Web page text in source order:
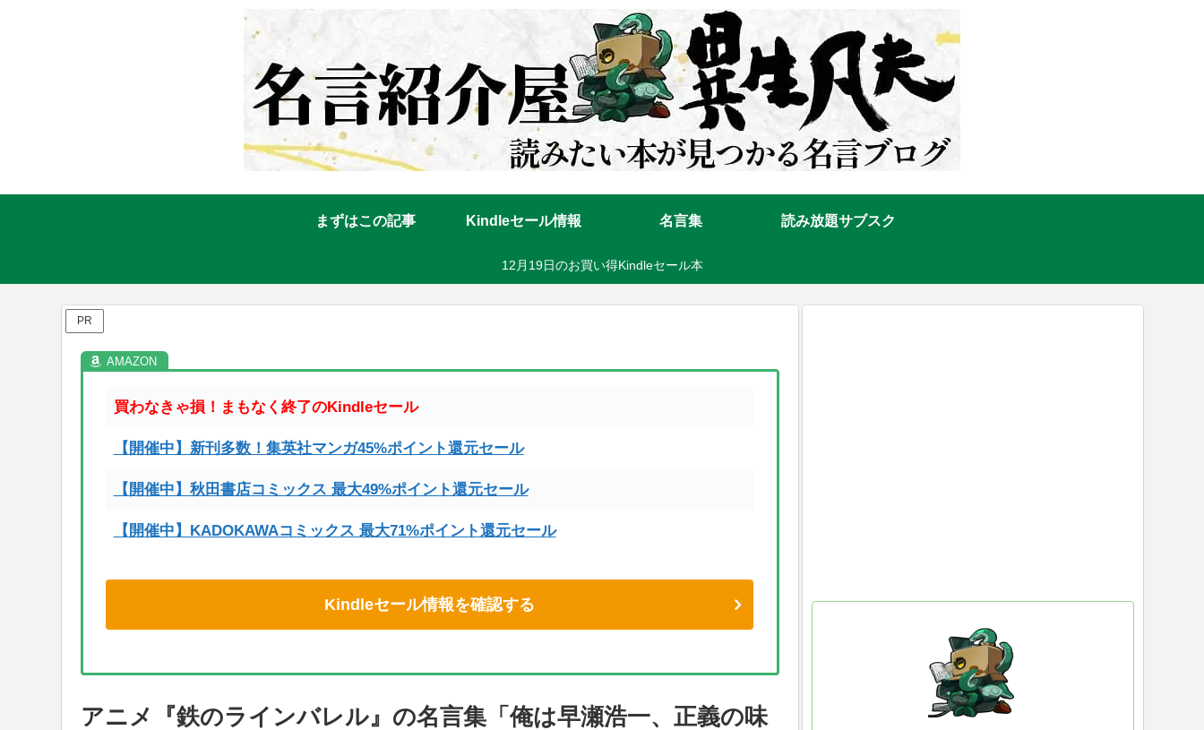
まずはこの記事 Kindleセール情報 名言集 読み放題サブスク
12月19日のお買い得Kindleセール本
PR
買わなきゃ損！まもなく終了のKindleセール
【開催中】新刊多数！集英社マンガ45%ポイント還元セール
【開催中】秋田書店コミックス 最大49%ポイント還元セール
【開催中】KADOKAWAコミックス 最大71%ポイント還元セール
Kindleセール情報を確認する
アニメ『鉄のラインバレル』の名言集「俺は早瀬浩一、正義の味